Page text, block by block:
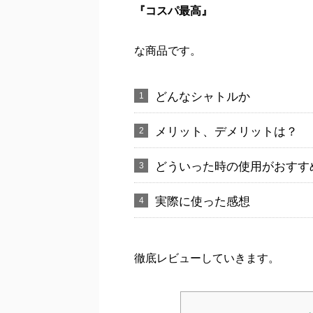
『コスパ最高』
な商品です。
どんなシャトルか
メリット、デメリットは？
どういった時の使用がおすす
実際に使った感想
徹底レビューしていきます。